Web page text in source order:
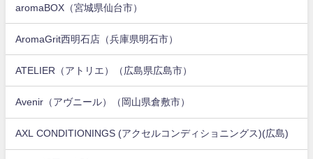
aromaBOX（宮城県仙台市）
AromaGrit西明石店（兵庫県明石市）
ATELIER（アトリエ）（広島県広島市）
Avenir（アヴニール）（岡山県倉敷市）
AXL CONDITIONINGS (アクセルコンディショニングス)(広島)